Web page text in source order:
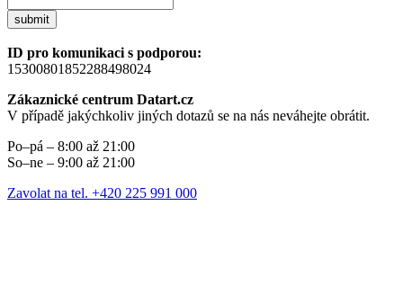
submit
ID pro komunikaci s podporou:
15300801852288498024
Zákaznické centrum Datart.cz
V případě jakýchkoliv jiných dotazů se na nás neváhejte obrátit.
Po–pá – 8:00 až 21:00
So–ne – 9:00 až 21:00
Zavolat na tel. +420 225 991 000